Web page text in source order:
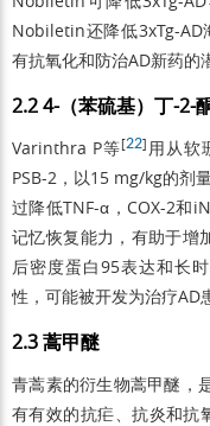
Nobiletin还降低3xTg-
有抗氧化和防治AD新药的
2.2 4-（苯硫基）丁-2-
Varinthra P等[22] 用从软
PSB-2，以15 mg/kg的剂
过降低TNF-α，COX-2和
记忆恢复能力，有助于增
后密度蛋白95表达和长
性，可能被开发为治疗AD
2.3 蒿甲醚
青蒿素的衍生物蒿甲醚，
有有效的抗疟、抗炎和抗